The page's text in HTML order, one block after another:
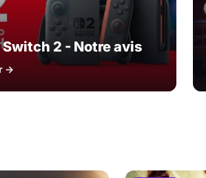
2 - Notre avis
→